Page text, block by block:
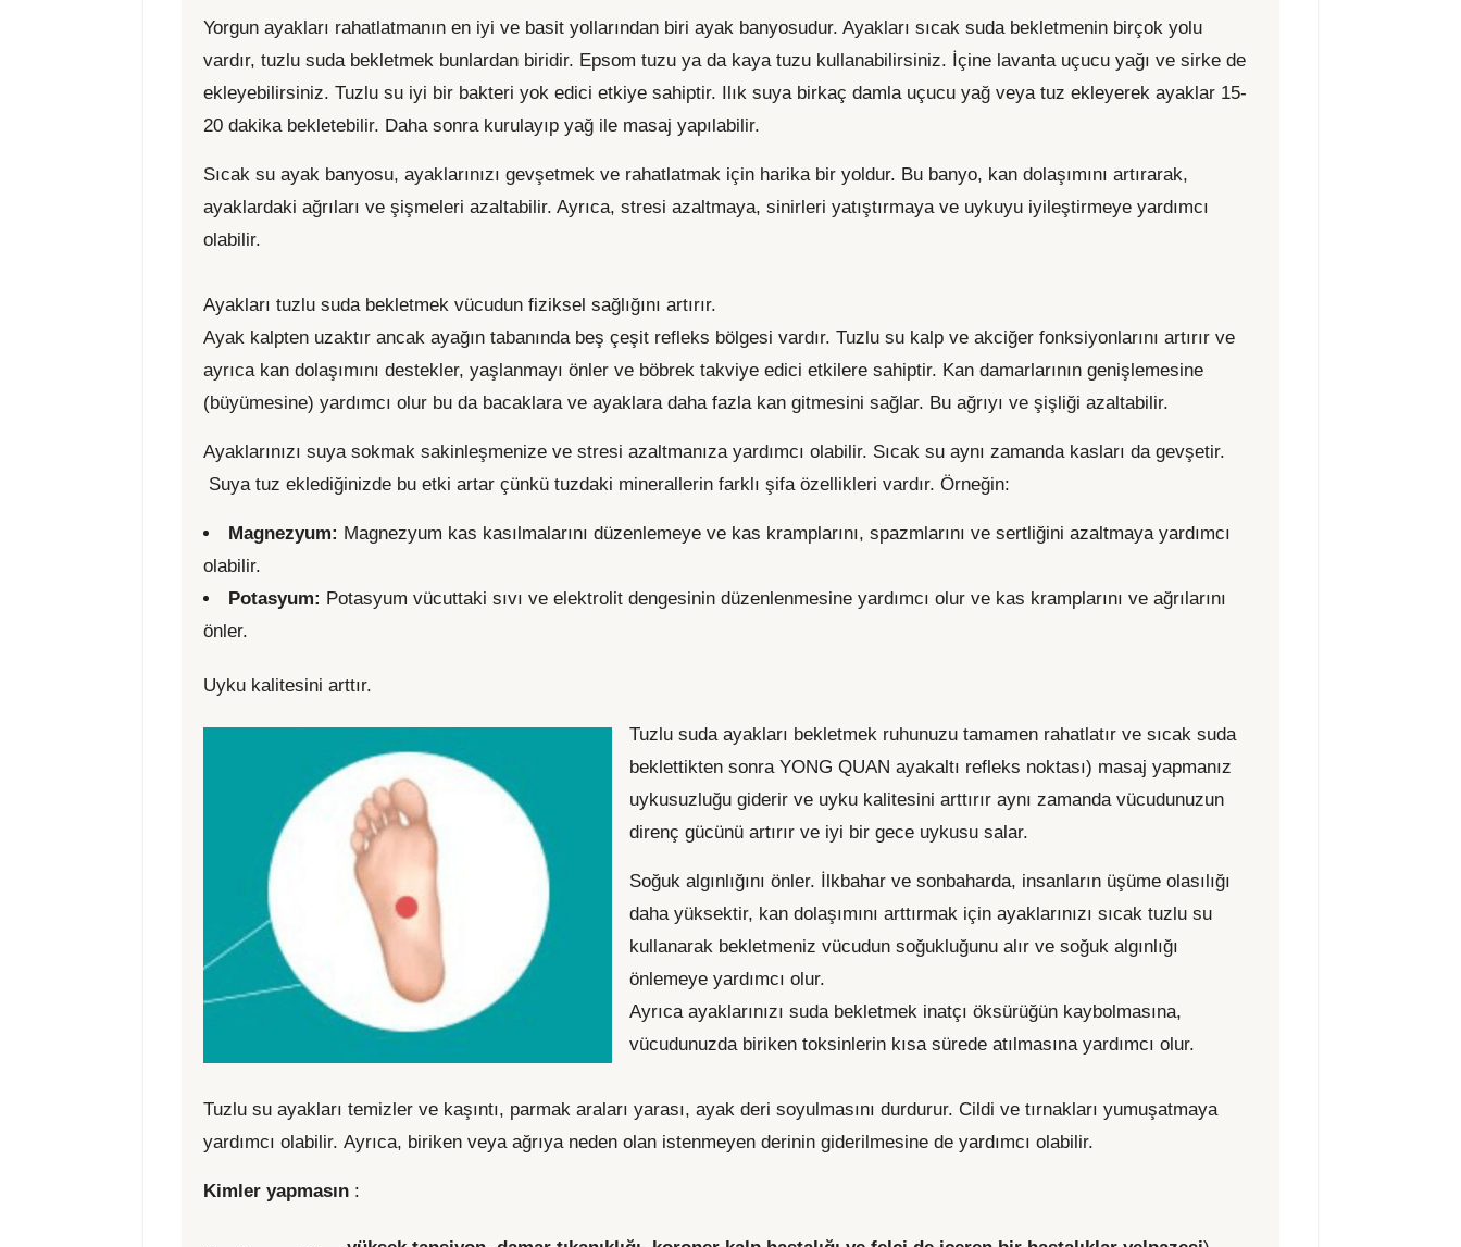
Yorgun ayakları rahatlatmanın en iyi ve basit yollarından biri ayak banyosudur. Ayakları sıcak suda bekletmenin birçok yolu
vardır, tuzlu suda bekletmek bunlardan biridir. Epsom tuzu ya da kaya tuzu kullanabilirsiniz. İçine lavanta uçucu yağı ve sirke de
ekleyebilirsiniz. Tuzlu su iyi bir bakteri yok edici etkiye sahiptir. Ilık suya birkaç damla uçucu yağ veya tuz ekleyerek ayaklar 15-
20 dakika bekletebilir. Daha sonra kurulayıp yağ ile masaj yapılabilir.
Sıcak su ayak banyosu, ayaklarınızı gevşetmek ve rahatlatmak için harika bir yoldur. Bu banyo, kan dolaşımını artırarak,
ayaklardaki ağrıları ve şişmeleri azaltabilir. Ayrıca, stresi azaltmaya, sinirleri yatıştırmaya ve uykuyu iyileştirmeye yardımcı
olabilir.
Ayakları tuzlu suda bekletmek vücudun fiziksel sağlığını artırır.
Ayak kalpten uzaktır ancak ayağın tabanında beş çeşit refleks bölgesi vardır. Tuzlu su kalp ve akciğer fonksiyonlarını artırır ve
ayrıca kan dolaşımını destekler, yaşlanmayı önler ve böbrek takviye edici etkilere sahiptir. Kan damarlarının genişlemesine
(büyümesine) yardımcı olur bu da bacaklara ve ayaklara daha fazla kan gitmesini sağlar. Bu ağrıyı ve şişliği azaltabilir.
Ayaklarınızı suya sokmak sakinleşmenize ve stresi azaltmanıza yardımcı olabilir. Sıcak su aynı zamanda kasları da gevşetir.
Suya tuz eklediğinizde bu etki artar çünkü tuzdaki minerallerin farklı şifa özellikleri vardır. Örneğin:
Magnezyum: Magnezyum kas kasılmalarını düzenlemeye ve kas kramplarını, spazmlarını ve sertliğini azaltmaya yardımcı
olabilir.
Potasyum: Potasyum vücuttaki sıvı ve elektrolit dengesinin düzenlenmesine yardımcı olur ve kas kramplarını ve ağrılarını
önler.
Uyku kalitesini arttır.
Tuzlu suda ayakları bekletmek ruhunuzu tamamen rahatlatır ve sıcak suda
beklettikten sonra YONG QUAN ayakaltı refleks noktası) masaj yapmanız
uykusuzluğu giderir ve uyku kalitesini arttırır aynı zamanda vücudunuzun
direnç gücünü artırır ve iyi bir gece uykusu salar.
Soğuk algınlığını önler. İlkbahar ve sonbaharda, insanların üşüme olasılığı
daha yüksektir, kan dolaşımını arttırmak için ayaklarınızı sıcak tuzlu su
kullanarak bekletmeniz vücudun soğukluğunu alır ve soğuk algınlığı
önlemeye yardımcı olur.
Ayrıca ayaklarınızı suda bekletmek inatçı öksürüğün kaybolmasına,
vücudunuzda biriken toksinlerin kısa sürede atılmasına yardımcı olur.
Tuzlu su ayakları temizler ve kaşıntı, parmak araları yarası, ayak deri soyulmasını durdurur. Cildi ve tırnakları yumuşatmaya
yardımcı olabilir. Ayrıca, biriken veya ağrıya neden olan istenmeyen derinin giderilmesine de yardımcı olabilir.
Kimler yapmasın :